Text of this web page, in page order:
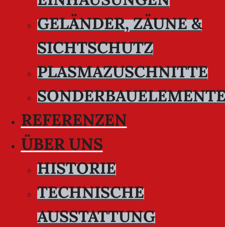
GELÄNDER, ZÄUNE &
SICHTSCHUTZ
PLASMAZUSCHNITTE
REFERENZEN
ÜBER UNS
HISTORIE
TECHNISCHE
AUSSTATTUNG